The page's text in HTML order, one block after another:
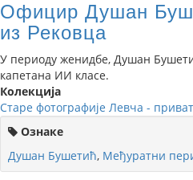
Официр Душан
из Рековца
У периоду женидбе, Душан
капетана ИИ класе.
Колекција
Старе фотографије Левча -
Ознаке
Душан Бушетић, Међуратни